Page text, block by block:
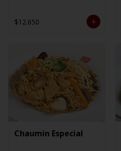
$12.650
Chaumin Especial